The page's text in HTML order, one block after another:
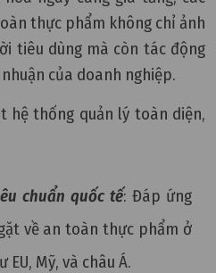
thực phẩm không chỉ ảnh
tiêu dùng mà còn tác động
của doanh nghiệp.
hệ thống quản lý toàn diện,
chuẩn quốc tế: Đáp ứng
về an toàn thực phẩm ở
Mỹ, và châu Á.